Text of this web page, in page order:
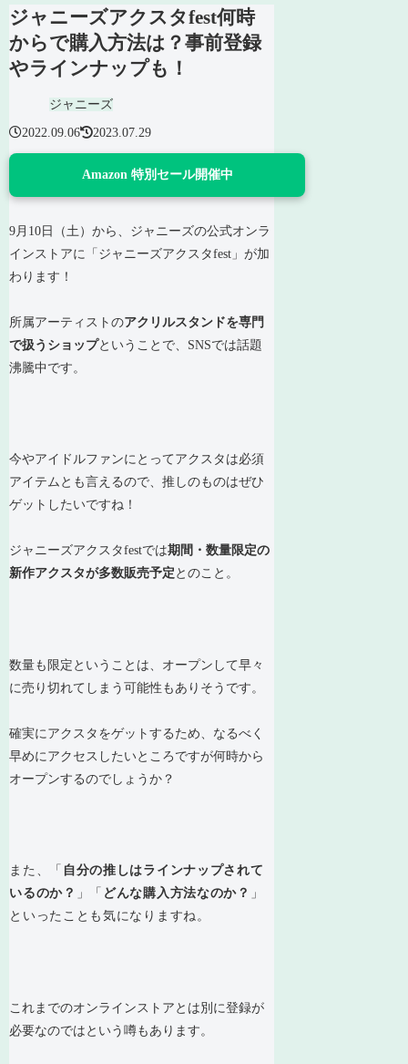
ジャニーズアクスタfest何時
からで購入方法は？事前登録
やラインナップも！
ジャニーズ
2022.09.06 2023.07.29
Amazon 特別セール開催中
9月10日（土）から、ジャニーズの公式オンラ
インストアに「ジャニーズアクスタfest」が加
わります！
所属アーティストのアクリルスタンドを専門
で扱うショップということで、SNSでは話題
沸騰中です。
今やアイドルファンにとってアクスタは必須
アイテムとも言えるので、推しのものはぜひ
ゲットしたいですね！
ジャニーズアクスタfestでは期間・数量限定の
新作アクスタが多数販売予定 とのこと。
数量も限定ということは、オープンして早々
に売り切れてしまう可能性もありそうです。
確実にアクスタをゲットするため、なるべく
早めにアクセスしたいところですが何時から
オープンするのでしょうか？
また、「 自分の推しはラインナップされて
いるのか？ 」「 どんな購入方法なのか？ 」
といったことも気になりますね。
これまでのオンラインストアとは別に登録が
必要なのではという噂もあります。